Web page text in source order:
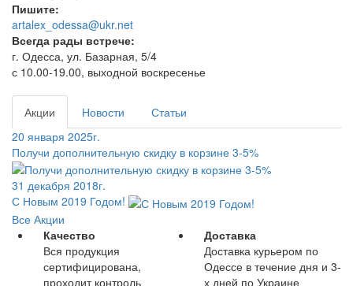
Пишите:
artalex_odessa@ukr.net
Всегда рады встрече:
г. Одесса, ул. Базарная, 5/4
с 10.00-19.00, выходной воскресенье
Акции Новости
Статьи
20 января 2025г.
Получи дополнительную скидку в корзине 3-5%
31 декабря 2018г.
С Новым 2019 Годом!
Все Акции
Качество
Вся продукция
сертифицирована,
проходит контроль
Доставка
Доставка курьером по
Одессе в течение дня и 3-
х дней по Украине